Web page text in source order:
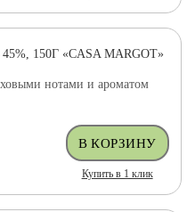
150Г «CASA MARGOT»
нотами и ароматом
Купить в 1 клик